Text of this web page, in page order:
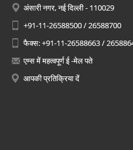
अंसारी नगर, नई दिल्ली - 110029
+91-11-26588500 / 26588700
फैक्स: +91-11-26588663 /
एम्स में महत्वपूर्ण ई -मेल पते
आपकी प्रतिक्रिया दें